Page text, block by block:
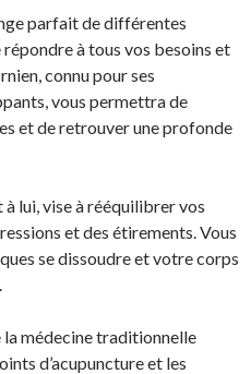
parfait de différentes
à tous vos besoins et
connu pour ses
vous permettra de
et de retrouver une profonde
à lui, vise à rééquilibrer vos
et des étirements. Vous
se dissoudre et votre corps
la médecine traditionnelle
d’acupuncture et les